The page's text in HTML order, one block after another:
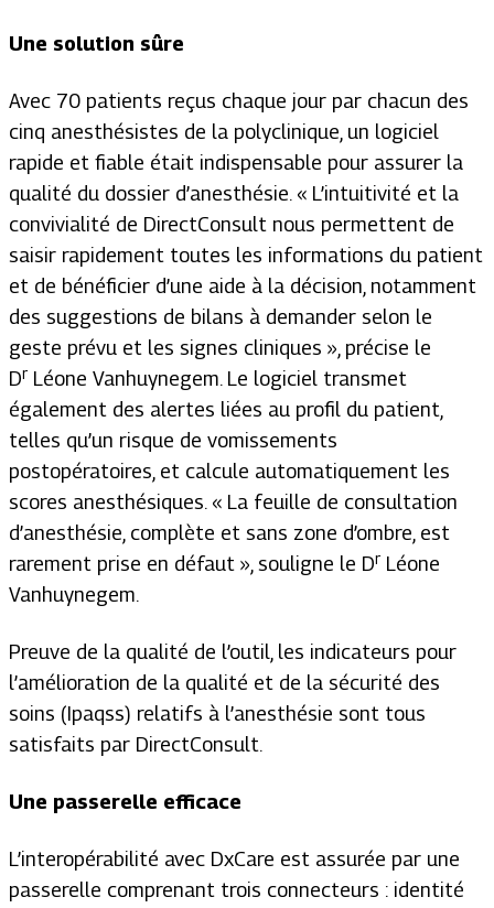
Une solution sûre
Avec 70 patients reçus chaque jour par chacun des
cinq anesthésistes de la polyclinique, un logiciel
rapide et fiable était indispensable pour assurer la
qualité du dossier d’anesthésie. « L’intuitivité et la
convivialité de DirectConsult nous permettent de
saisir rapidement toutes les informations du patient
et de bénéficier d’une aide à la décision, notamment
des suggestions de bilans à demander selon le
geste prévu et les signes cliniques », précise le
Dr Léone Vanhuynegem. Le logiciel transmet
également des alertes liées au profil du patient,
telles qu’un risque de vomissements
postopératoires, et calcule automatiquement les
scores anesthésiques. « La feuille de consultation
d’anesthésie, complète et sans zone d’ombre, est
rarement prise en défaut », souligne le Dr Léone
Vanhuynegem.
Preuve de la qualité de l’outil, les indicateurs pour
l’amélioration de la qualité et de la sécurité des
soins (Ipaqss) relatifs à l’anesthésie sont tous
satisfaits par DirectConsult.
Une passerelle efficace
L’interopérabilité avec DxCare est assurée par une
passerelle comprenant trois connecteurs : identité